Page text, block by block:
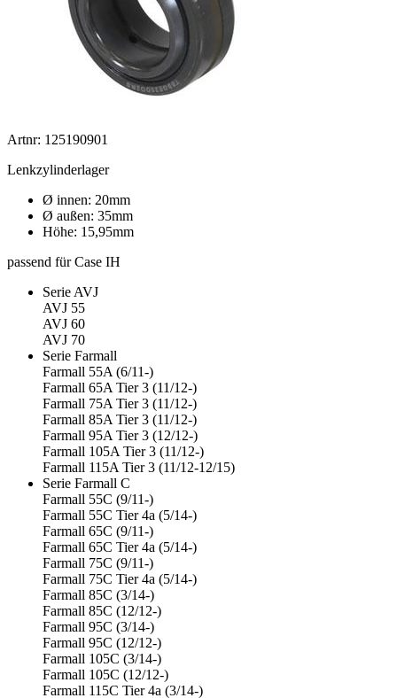
Artnr: 125190901
Lenkzylinderlager
Ø innen: 20mm
Ø außen: 35mm
Höhe: 15,95mm
passend für Case IH
Serie AVJ
AVJ 55
AVJ 60
AVJ 70
Serie Farmall
Farmall 55A (6/11-)
Farmall 65A Tier 3 (11/12-)
Farmall 75A Tier 3 (11/12-)
Farmall 85A Tier 3 (11/12-)
Farmall 95A Tier 3 (12/12-)
Farmall 105A Tier 3 (11/12-)
Farmall 115A Tier 3 (11/12-12/15)
Serie Farmall C
Farmall 55C (9/11-)
Farmall 55C Tier 4a (5/14-)
Farmall 65C (9/11-)
Farmall 65C Tier 4a (5/14-)
Farmall 75C (9/11-)
Farmall 75C Tier 4a (5/14-)
Farmall 85C (3/14-)
Farmall 85C (12/12-)
Farmall 95C (3/14-)
Farmall 95C (12/12-)
Farmall 105C (3/14-)
Farmall 105C (12/12-)
Farmall 115C Tier 4a (3/14-)